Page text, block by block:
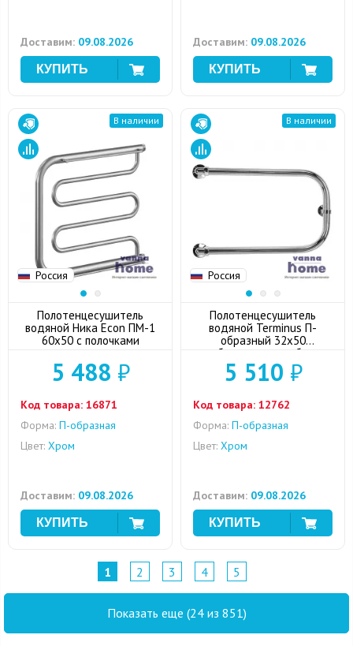
Доставим: 09.08.2026 Доставим: 09.08.2026
Россия
В наличии
Полотенцесушитель
водяной Ника Econ ПМ-1
60x50 с полочками
5 488 ₽
Код товара: 16871
Форма: П-образная
Цвет: Хром
Доставим: 09.08.2026
Россия
В наличии
Полотенцесушитель
водяной Terminus П-
образный 32x50
бесшовная труба
5 510 ₽
Код товара: 12762
Форма: П-образная
Цвет: Хром
Доставим: 09.08.2026
1 2 3 4 5
Показать еще (24 из 851)